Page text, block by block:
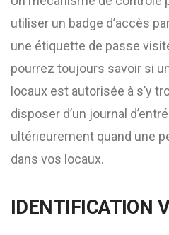
utiliser un badge d’accès
une étiquette de passe
pourrez toujours savoir si
locaux est autorisée à s’y
disposer d’un journal
ultérieurement quand une
dans vos locaux.
IDENTIFICATION